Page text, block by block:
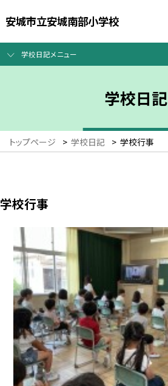
安城市立安城南部小学校
学校日記メニュー
学校日記
トップページ > 学校日記 > 学校行事
学校行事